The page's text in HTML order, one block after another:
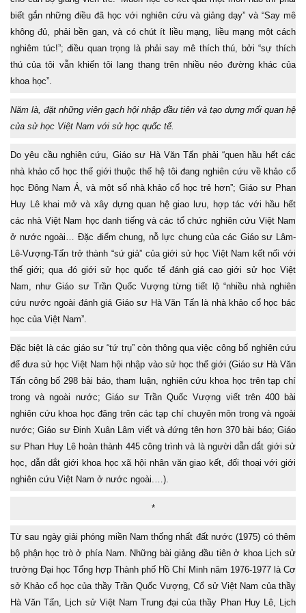
biết gắn những điều đã học với nghiên cứu và giảng dạy” và “Say mê
không đủ, phải bền gan, và có chút ít liều mạng, liều mạng một cách
nghiêm túc!”; điều quan trọng là phải say mê thích thú, bởi “sự thích
thú của tôi vẫn khiến tôi lang thang trên nhiều nẻo đường khác của
khoa học”.
Năm là, đặt những viên gạch hội nhập đầu tiên và tạo dựng mối quan hệ
của sử học Việt Nam với sử học quốc tế.
Do yêu cầu nghiên cứu, Giáo sư Hà Văn Tấn phải “quen hầu hết các
nhà khảo cổ học thế giới thuộc thế hệ tôi đang nghiên cứu về khảo cổ
học Đông Nam Á, và một số nhà khảo cổ học trẻ hơn”; Giáo sư Phan
Huy Lê khai mở và xây dựng quan hệ giao lưu, hợp tác với hầu hết
các nhà Việt Nam học danh tiếng và các tổ chức nghiên cứu Việt Nam
ở nước ngoài… Đặc điểm chung, nỗ lực chung của các Giáo sư Lâm-
Lê-Vượng-Tấn trở thành “sứ giả” của giới sử học Việt Nam kết nối với
thế giới; qua đó giới sử học quốc tế đánh giá cao giới sử học Việt
Nam, như Giáo sư Trần Quốc Vượng từng tiết lộ “nhiều nhà nghiên
cứu nước ngoài đánh giá Giáo sư Hà Văn Tấn là nhà khảo cổ học bác
học của Việt Nam”.
Đặc biệt là các giáo sư “tứ trụ” còn thông qua việc công bố nghiên cứu
để đưa sử học Việt Nam hội nhập vào sử học thế giới (Giáo sư Hà Văn
Tấn công bố 298 bài báo, tham luận, nghiên cứu khoa học trên tạp chí
trong và ngoài nước; Giáo sư Trần Quốc Vượng viết trên 400 bài
nghiên cứu khoa học đăng trên các tạp chí chuyên môn trong và ngoài
nước; Giáo sư Đinh Xuân Lâm viết và đứng tên hơn 370 bài báo; Giáo
sư Phan Huy Lê hoàn thành 445 công trình và là người dẫn dắt giới sử
học, dẫn dắt giới khoa học xã hội nhân văn giao kết, đối thoại với giới
nghiên cứu Việt Nam ở nước ngoài.…).
*
Từ sau ngày giải phóng miền Nam thống nhất đất nước (1975) có thêm
bộ phận học trò ở phía Nam. Những bài giảng đầu tiên ở khoa Lịch sử
trường Đại học Tổng hợp Thành phố Hồ Chí Minh năm 1976-1977 là Cơ
sở Khảo cổ học của thầy Trần Quốc Vượng, Cổ sử Việt Nam của thầy
Hà Văn Tấn, Lịch sử Việt Nam Trung đại của thầy Phan Huy Lê, Lịch